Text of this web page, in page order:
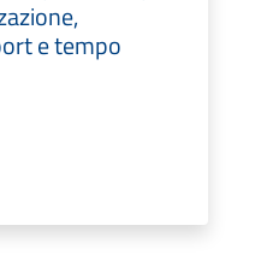
e tempo